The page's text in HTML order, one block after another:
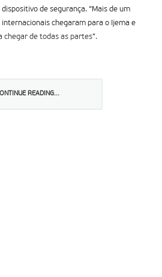
de segurança. “Mais de um
chegaram para o Ijema e
chegar de todas as partes”.
READING...